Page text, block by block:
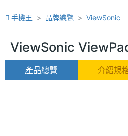
手機王 品牌總覽 ViewSonic
ViewSonic
產品總覽 介紹規